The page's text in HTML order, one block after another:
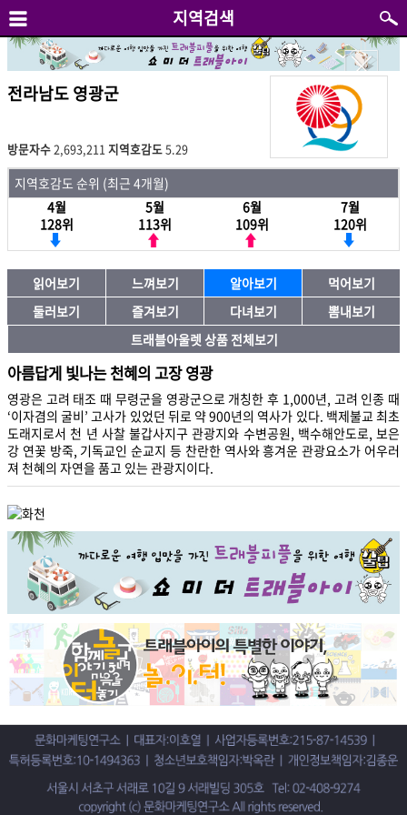
지역검색
전라남도 영광군
방문자수2,693,211 지역호감도 5.29
지역호감도 순위 (최근 4개월)
4월
128위
5월
113위
6월
109위
7월
120위
읽어보기 느껴보기 알아보기
먹어보기
둘러보기
즐겨보기 다녀보기
뽐내보기
트래블아울렛 상품 전체보기
아름답게 빛나는 천혜의 고장 영광
영광은 고려 태조 때 무령군을 영광군으로 개칭한 후 1,000년, 고려 인종 때
‘이자겸의 굴비’ 고사가 있었던 뒤로 약 900년의 역사가 있다. 백제불교 최초
도래지로서 천 년 사찰 불갑사지구 관광지와 수변공원, 백수해안도로, 보은
강 연꽃 방죽, 기독교인 순교지 등 찬란한 역사와 흥겨운 관광요소가 어우러
져 천혜의 자연을 품고 있는 관광지이다.